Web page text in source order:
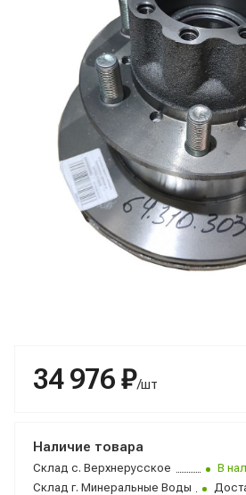
34 976 ₽/шт
Наличие товара
Склад с. Верхнерусское
В
Склад г. Минеральные Воды